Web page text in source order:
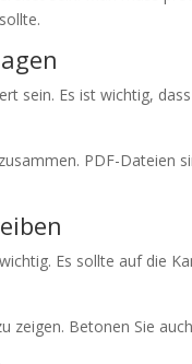
sein. Es ist wichtig,
PDF-Dateien
Es sollte auf die
zeigen. Betonen Sie